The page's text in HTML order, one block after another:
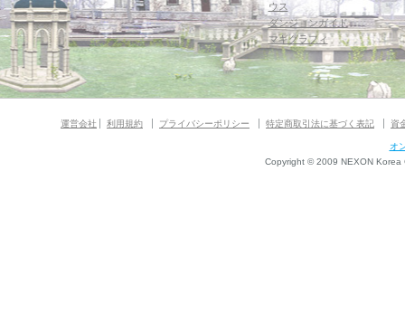
ウス
ダンジョンガイド
マギグラフィ
運営会社 利用規約 プライバシーポリシー 特定商取引法に基づく表記 資
オ
Copyright © 2009 NEXON Korea